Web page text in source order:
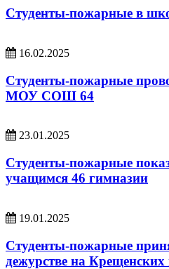
Студенты-пожарные в
16.02.2025
Студенты-пожарные
МОУ СОШ 64
23.01.2025
Студенты-пожарные
учащимся 46 гимназии
19.01.2025
Студенты-пожарные
дежурстве на Крещенских